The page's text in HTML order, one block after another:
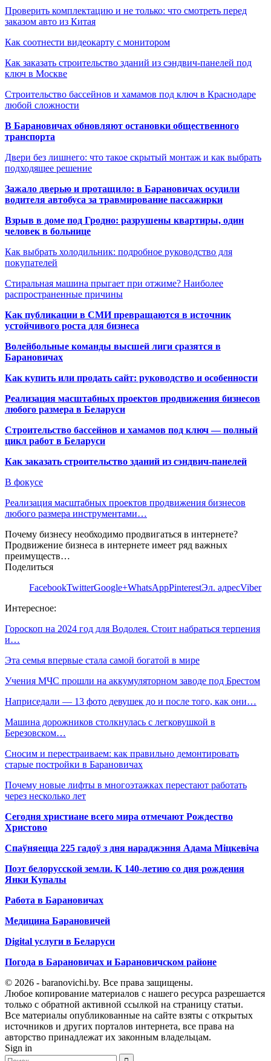
Проверить комплектацию и не только: что смотреть перед
заказом авто из Китая
Как соотнести видеокарту с монитором
Как заказать строительство зданий из сэндвич-панелей под
ключ в Москве
Строительство бассейнов и хамамов под ключ в Краснодаре
любой сложности
В Барановичах обновляют остановки общественного
транспорта
Двери без лишнего: что такое скрытый монтаж и как выбрать
подходящее решение
Зажало дверью и протащило: в Барановичах осудили
водителя автобуса за травмирование пассажирки
Взрыв в доме под Гродно: разрушены квартиры, один
человек в больнице
Как выбрать холодильник: подробное руководство для
покупателей
Стиральная машина прыгает при отжиме? Наиболее
распространенные причины
Как публикации в СМИ превращаются в источник
устойчивого роста для бизнеса
Волейбольные команды высшей лиги сразятся в
Барановичах
Как купить или продать сайт: руководство и особенности
Реализация масштабных проектов продвижения бизнесов
любого размера в Беларуси
Строительство бассейнов и хамамов под ключ — полный
цикл работ в Беларуси
Как заказать строительство зданий из сэндвич-панелей
В фокусе
Реализация масштабных проектов продвижения бизнесов
любого размера инструментами…
Почему бизнесу необходимо продвигаться в интернете?
Продвижение бизнеса в интернете имеет ряд важных
преимуществ…
Поделиться
FacebookTwitterGoogle+WhatsAppPinterestЭл. адресViber
Интересное:
Гороскоп на 2024 год для Водолея. Стоит набраться терпения
и…
Эта семья впервые стала самой богатой в мире
Учения МЧС прошли на аккумуляторном заводе под Брестом
Наприседали — 13 фото девушек до и после того, как они…
Машина дорожников столкнулась с легковушкой в
Березовском…
Сносим и перестраиваем: как правильно демонтировать
старые постройки в Барановичах
Почему новые лифты в многоэтажках перестают работать
через несколько лет
Сегодня христиане всего мира отмечают Рождество
Христово
Спаўняецца 225 гадоў з дня нараджэння Адама Міцкевіча
Поэт белорусской земли. К 140-летию со дня рождения
Янки Купалы
Работа в Барановичах
Медицина Барановичей
Digital услуги в Беларуси
Погода в Барановичах и Барановичском районе
© 2026 - baranovichi.by. Все права защищены.
Любое копирование материалов с нашего ресурса разрешается
только с обратной активной ссылкой на страницу статьи.
Все материалы опубликованные на сайте взяты с открытых
источников и других порталов интернета, все права на
авторство принадлежат их законным владельцам.
Sign in